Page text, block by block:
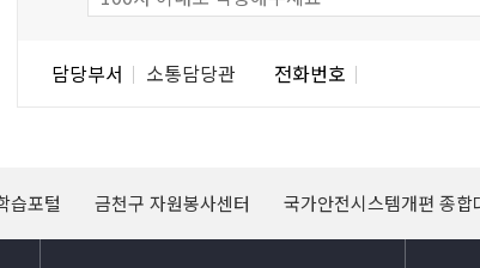
담당부서 소통담당관 전화번호
습포털 금천구 자원봉사센터 국가안전시스템개편 종합